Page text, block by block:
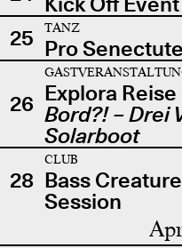
25
TANZ
Pro
26 Explora
Bord?! – Drei
Solarboot
28
CLUB
Bass
Session